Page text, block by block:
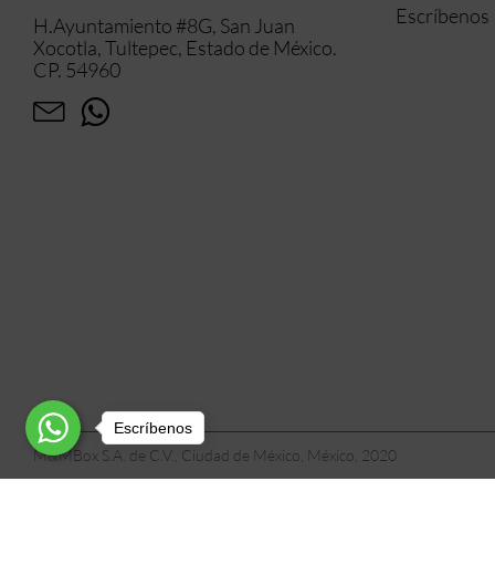
H.Ayuntamiento #8G, San Juan
Xocotla, Tultepec, Estado de México.
CP. 54960
Escríbenos
M&MBox S.A. de C.V., Ciudad de México, México, 2020
Escríbenos